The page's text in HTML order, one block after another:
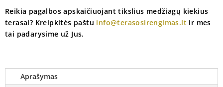
AQUA
WOOD)
|
Reikia pagalbos apskaičiuojant tikslius medžiagų kiekius
terasai? Kreipkitės paštu info@terasosirengimas.lt ir mes
tai padarysime už Jus.
Aprašymas